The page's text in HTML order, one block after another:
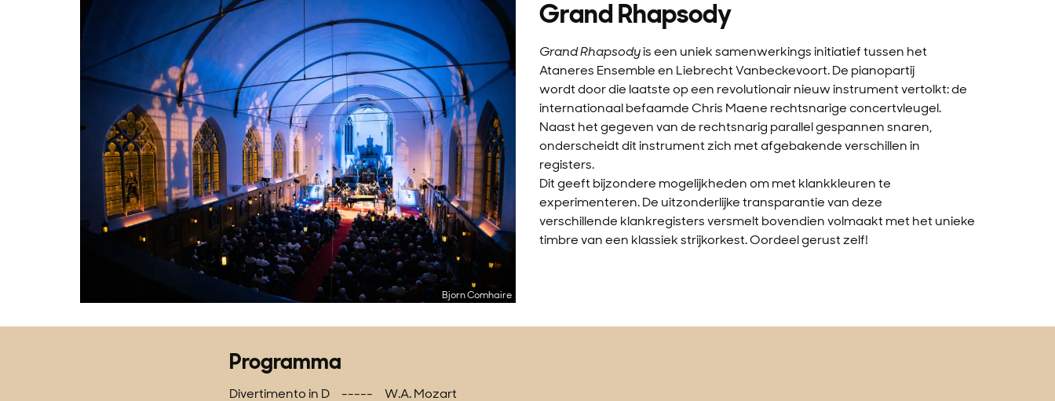
Bjorn Comhaire
Grand Rhapsody
Grand Rhapsodyis een uniek samenwerkings initiatief tussen het
Ataneres Ensemble en Liebrecht Vanbeckevoort. De pianopartij
wordt door die laatste op een revolutionair nieuw instrument vertolkt: de
internationaal befaamde Chris Maene rechtsnarige concertvleugel.
Naast het gegeven van de rechtsnarig parallel gespannen snaren,
onderscheidt dit instrument zich met afgebakende verschillen in
registers.
Dit geeft bijzondere mogelijkheden om met klankkleuren te
experimenteren. De uitzonderlijke transparantie van deze
verschillende klankregisters versmelt bovendien volmaakt met het unieke
timbre van een klassiek strijkorkest. Oordeel gerust zelf!
Programma
Divertimento in D ----- W.A. Mozart